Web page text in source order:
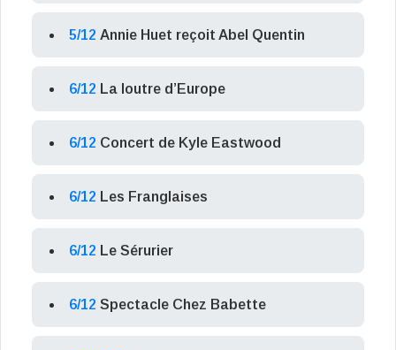
5/12 Annie Huet reçoit Abel Quentin
6/12 La loutre d’Europe
6/12 Concert de Kyle Eastwood
6/12 Les Franglaises
6/12 Le Sérurier
6/12 Spectacle Chez Babette